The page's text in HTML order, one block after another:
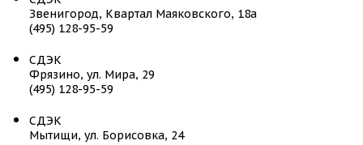
Звенигород, Квартал Маяковского, 18а
(495) 128-95-59
СДЭК
Фрязино, ул. Мира, 29
(495) 128-95-59
СДЭК
Мытищи, ул. Борисовка, 24